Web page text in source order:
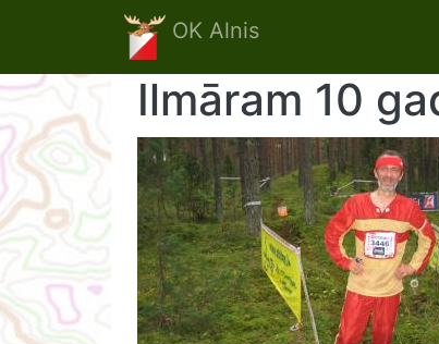
Skip to main content
OK Alnis
Ilmāram 10